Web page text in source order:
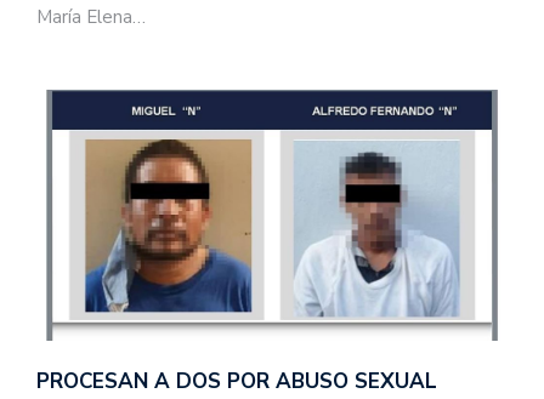
María Elena…
PROCESAN A DOS POR ABUSO SEXUAL